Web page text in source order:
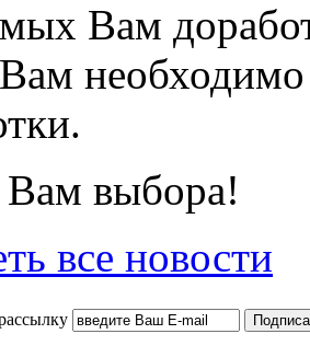
Вам
необходимо
Вам выбора!
все новости